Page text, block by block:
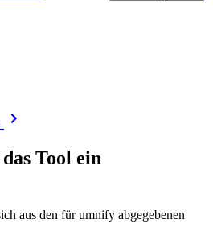
das Tool ein
aus den für umnify abgegebenen